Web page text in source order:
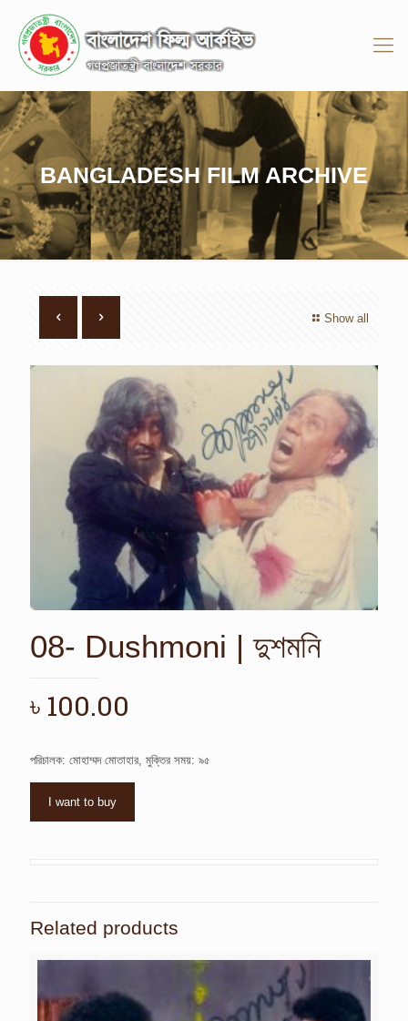
BANGLADESH FILM ARCHIVE
Show all
08- Dushmoni | দুশমনি
৳ 100.00
পরিচালক: মোহাম্মদ মোতাহার, মুক্তির সময়: ৯৫
I want to buy
Related products